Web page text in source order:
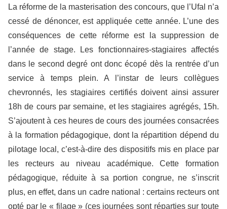
La réforme de la masterisation des concours, que l’Ufal n’a
cessé de dénoncer, est appliquée cette année. L’une des
conséquences de cette réforme est la suppression de
l’année de stage. Les fonctionnaires-stagiaires affectés
dans le second degré ont donc écopé dès la rentrée d’un
service à temps plein. A l’instar de leurs collègues
chevronnés, les stagiaires certifiés doivent ainsi assurer
18h de cours par semaine, et les stagiaires agrégés, 15h.
S’ajoutent à ces heures de cours des journées consacrées
à la formation pédagogique, dont la répartition dépend du
pilotage local, c’est-à-dire des dispositifs mis en place par
les recteurs au niveau académique. Cette formation
pédagogique, réduite à sa portion congrue, ne s’inscrit
plus, en effet, dans un cadre national : certains recteurs ont
opté par le « filage » (ces journées sont réparties sur toute